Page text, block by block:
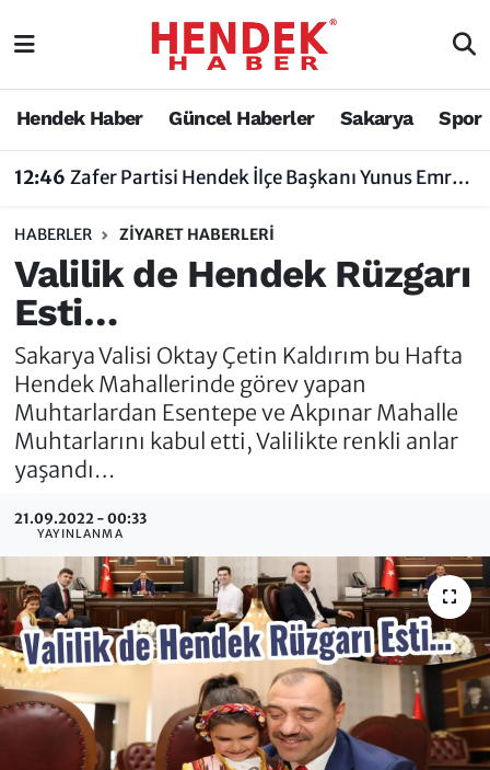
Hendek Haber Güncel Haberler Sakarya Spor
12:46 Zafer Partisi Hendek İlçe Başkanı Yunus Emre Uzun'dan Tartışma Yaratan Açıklamaya Tepki
HABERLER ZIYARET HABERLERI
Valilik de Hendek Rüzgarı
Esti…
Sakarya Valisi Oktay Çetin Kaldırım bu Hafta
Hendek Mahallerinde görev yapan
Muhtarlardan Esentepe ve Akpınar Mahalle
Muhtarlarını kabul etti, Valilikte renkli anlar
yaşandı…
21.09.2022 - 00:33
YAYINLANMA
Hendek Haber
Nöbetçi Eczaneler
Vefat Edenler
Hendek Haber
Hakkında
Hendek Haber Reklam Servisi
Künye
İletişim
Sakarya Nöbetçi Eczaneler
Sakarya Trafik Yoğunluk Haritası
Tüm Manşetler
Son Dakika Haberleri
Haber Arşivi